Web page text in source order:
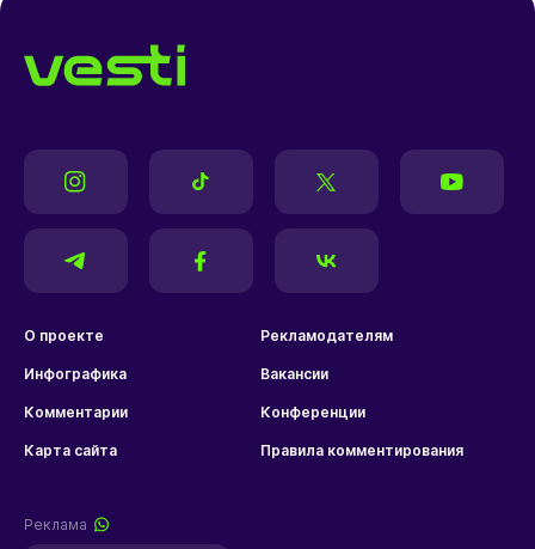
О проекте Рекламодателям
Инфографика Вакансии
Комментарии Конференции
Карта сайта Правила комментирования
Реклама